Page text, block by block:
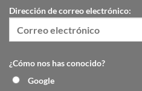
Dirección de correo electrónico:
¿Cómo nos has conocido?
Google